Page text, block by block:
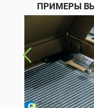
ПРИМЕРЫ